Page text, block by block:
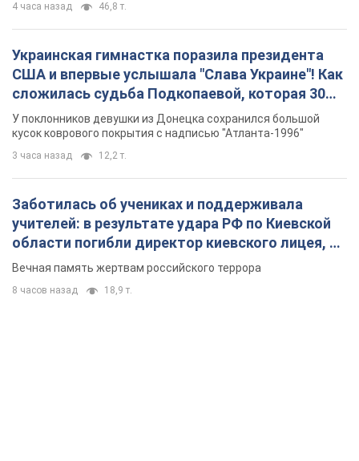
4 часа назад 46,8 т.
Украинская гимнастка поразила президента
США и впервые услышала "Слава Украине"! Как
сложилась судьба Подкопаевой, которая 30
лет назад завоевала "золото" Олимпиады
У поклонников девушки из Донецка сохранился большой
кусок коврового покрытия с надписью "Атланта-1996"
3 часа назад 12,2 т.
Заботилась об учениках и поддерживала
учителей: в результате удара РФ по Киевской
области погибли директор киевского лицея, её
муж и внук
Вечная память жертвам российского террора
8 часов назад 18,9 т.